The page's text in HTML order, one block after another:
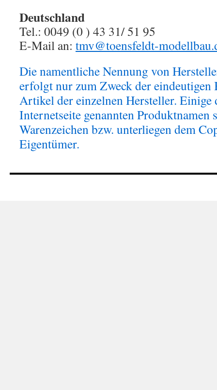
Deutschland
Tel.: 0049 (0 ) 43 31/ 51 95
E-Mail an: tmv@toensfeldt-
Die namentliche Nennung von
erfolgt nur zum Zweck der eindeutigen
Artikel der einzelnen Hersteller. Einige
Internetseite genannten Produktnamen
Warenzeichen bzw. unterliegen dem
Eigentümer.